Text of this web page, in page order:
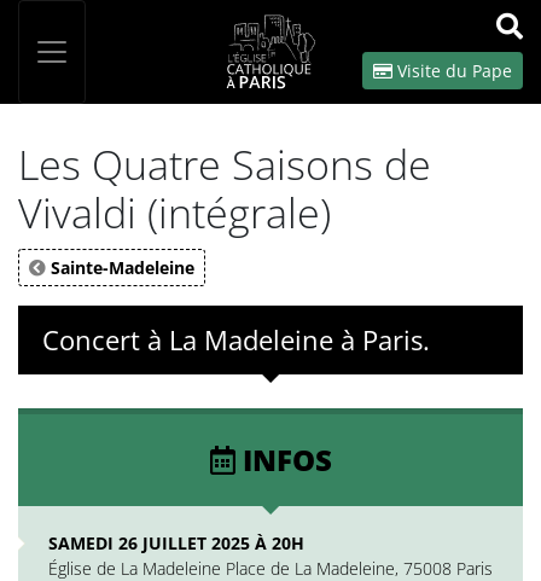
OK
Visite du Pape
Les Quatre Saisons de
Vivaldi (intégrale)
Sainte-Madeleine
Concert à La Madeleine à Paris.
INFOS
SAMEDI 26 JUILLET 2025 À 20H
Église de La Madeleine Place de La Madeleine, 75008 Paris
Panneau de gestion des cookies